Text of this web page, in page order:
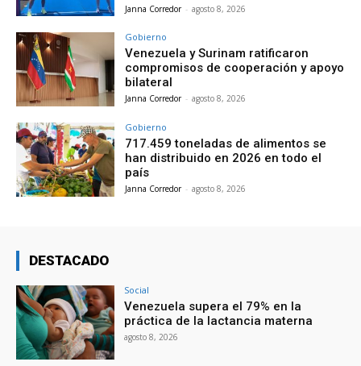
Janna Corredor - agosto 8, 2026
Gobierno
Venezuela y Surinam ratificaron
compromisos de cooperación y apoyo
bilateral
Janna Corredor - agosto 8, 2026
Gobierno
717.459 toneladas de alimentos se
han distribuido en 2026 en todo el
país
Janna Corredor - agosto 8, 2026
DESTACADO
Social
Venezuela supera el 79% en la
práctica de la lactancia materna
agosto 8, 2026